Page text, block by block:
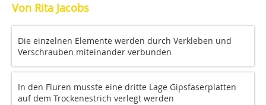
Von Rita Jacobs
Die einzelnen Elemente werden durch Verkleben und
Verschrauben miteinander verbunden
In den Fluren musste eine dritte Lage Gipsfaserplatten
auf dem Trockenestrich verlegt werden